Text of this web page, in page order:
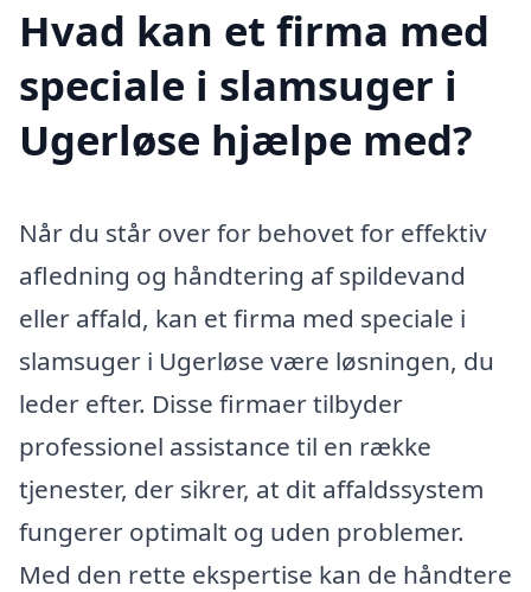
Hvad kan et firma med
speciale i slamsuger i
Ugerløse hjælpe med?
Når du står over for behovet for effektiv
afledning og håndtering af spildevand
eller affald, kan et firma med speciale i
slamsuger i Ugerløse være løsningen, du
leder efter. Disse firmaer tilbyder
professionel assistance til en række
tjenester, der sikrer, at dit affaldssystem
fungerer optimalt og uden problemer.
Med den rette ekspertise kan de håndtere